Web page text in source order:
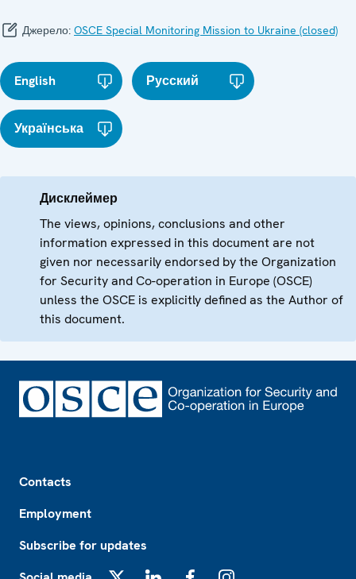
Джерело: OSCE Special Monitoring Mission to Ukraine (closed)
English Русский
Українська
Дисклеймер
The views, opinions, conclusions and other
information expressed in this document are not
given nor necessarily endorsed by the Organization
for Security and Co-operation in Europe (OSCE)
unless the OSCE is explicitly defined as the Author of
this document.
Contacts
Employment
Subscribe for updates